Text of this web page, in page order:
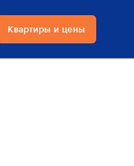
Квартиры и цены